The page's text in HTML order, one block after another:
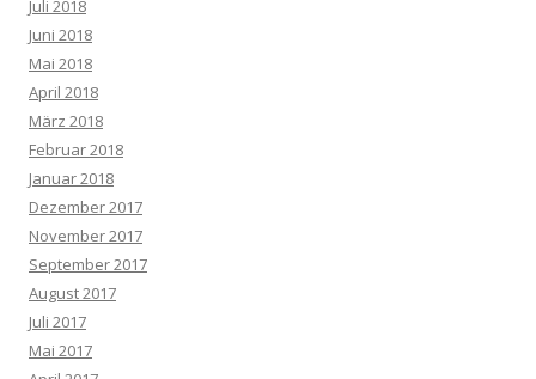
Juli 2018
Juni 2018
Mai 2018
April 2018
März 2018
Februar 2018
Januar 2018
Dezember 2017
November 2017
September 2017
August 2017
Juli 2017
Mai 2017